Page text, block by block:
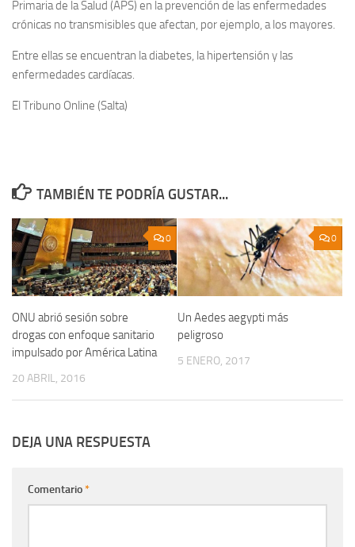
Primaria de la Salud (APS) en la prevención de las enfermedades
crónicas no transmisibles que afectan, por ejemplo, a los mayores.
Entre ellas se encuentran la diabetes, la hipertensión y las
enfermedades cardíacas.
El Tribuno Online (Salta)
TAMBIÉN TE PODRÍA GUSTAR...
0
ONU abrió sesión sobre
drogas con enfoque sanitario
impulsado por América Latina
20 ABRIL, 2016
0
Un Aedes aegypti más
peligroso
5 ENERO, 2017
DEJA UNA RESPUESTA
Comentario*